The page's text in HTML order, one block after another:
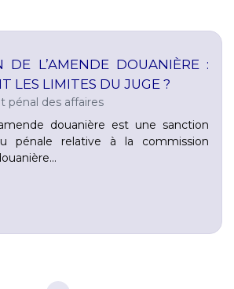
DE L’AMENDE DOUANIÈRE :
LES LIMITES DU JUGE ?
pénal des affaires
douanière est une sanction
pénale relative à la commission